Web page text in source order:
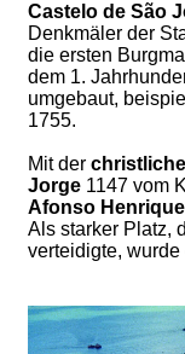
Castelo de São
Denkmäler der
die ersten
dem 1.
umgebaut,
1755.
Mit der
Jorge 1147 vom
Afonso
Als starker Platz,
verteidigte,